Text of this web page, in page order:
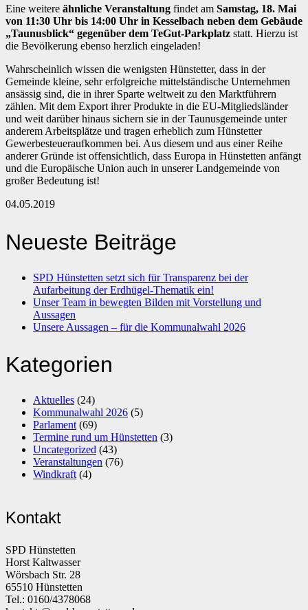
Eine weitere ähnliche Veranstaltung findet am Samstag, 18. Mai
von 11:30 Uhr bis 14:00 Uhr in Kesselbach neben dem Gebäude
„Taunusblick“ gegenüber dem TeGut-Parkplatz statt. Hierzu ist
die Bevölkerung ebenso herzlich eingeladen!
Wahrscheinlich wissen die wenigsten Hünstetter, dass in der
Gemeinde kleine, sehr erfolgreiche mittelständische Unternehmen
ansässig sind, die in ihrer Sparte weltweit zu den Marktführern
zählen. Mit dem Export ihrer Produkte in die EU-Mitgliedsländer
und weit darüber hinaus sichern sie in der Taunusgemeinde unter
anderem Arbeitsplätze und tragen erheblich zum Hünstetter
Gewerbesteueraufkommen bei. Aus diesem und aus einer Reihe
anderer Gründe ist offensichtlich, dass Europa in Hünstetten anfängt
und die Europäische Union auch in unserer Landgemeinde von
großer Bedeutung ist!
04.05.2019
Neueste Beiträge
SPD Hünstetten setzt sich für Transparenz bei der
Aufarbeitung der Erdhügel-Thematik ein!
Unser Team in bewegten Bilden mit Vorstellung und
Aussagen
Unsere Aussagen – für die Kommunalwahl 2026
Kategorien
Aktuelles (24)
Kommunalwahl 2026 (5)
Parlament (69)
Termine rund um Hünstetten (3)
Uncategorized (43)
Veranstaltungen (76)
Windkraft (4)
Kontakt
SPD Hünstetten
Horst Kaltwasser
Wörsbach Str. 28
65510 Hünstetten
Tel.: 0160/4378068